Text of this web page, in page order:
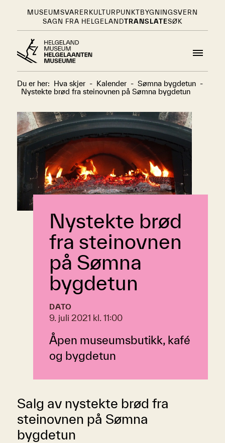
MUSEUMSVARER KULTURPUNKT BYGNINGSVERN
SAGN FRA HELGELANDTRANSLATESØK
Du er her: Hva skjer - Kalender - Sømna bygdetun -
Nystekte brød fra steinovnen på Sømna bygdetun
Nystekte brød
fra steinovnen
på Sømna
bygdetun
DATO
9. juli 2021 kl. 11:00
Åpen museumsbutikk, kafé
og bygdetun
Salg av nystekte brød fra
steinovnen på Sømna
bygdetun